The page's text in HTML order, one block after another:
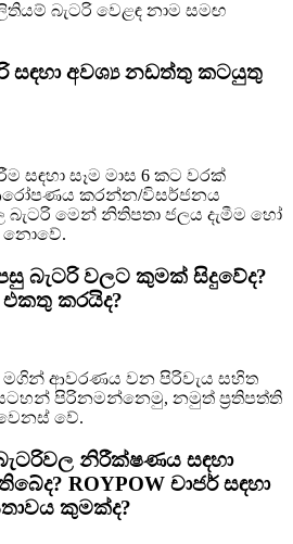
බැටරි වෙළඳ නාම සමඟ
සඳහා අවශ්‍ය නඩත්තු කටයුතු
සඳහා සෑම මාස 6 කට වරක්
කරන්න/විසර්ජනය
මෙන් නිතිපතා ජලය දැමීම හෝ
නොවේ.
බැටරි වලට කුමක් සිදුවේද?
එකතු කරයිද?
මගින් ආවරණය වන පිරිවැය සහිත
පිරිනමන්නෙමු, නමුත් ප්‍රතිපත්ති
වේ.
බැටරිවල නිරීක්ෂණය සඳහා
ROYPOW චාජර් සඳහා
කුමක්ද?